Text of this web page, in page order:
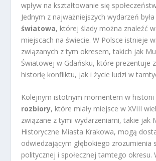
wpływ na kształtowanie się
Jednym z najważniejszych wydarzeń była
światowa, której ślady można znaleźć
miejscach na świecie. W Polsce istnieje
związanych z tym okresem, takich jak
Światowej w Gdańsku, które prezentuje
historię konfliktu, jak i życie ludzi w
Kolejnym istotnym momentem w historii
rozbiory, które miały miejsce w XVIII
związane z tymi wydarzeniami, takie jak
Historyczne Miasta Krakowa, mogą
odwiedzającym głębokiego zrozumienia
politycznej i społecznej tamtego okresu.